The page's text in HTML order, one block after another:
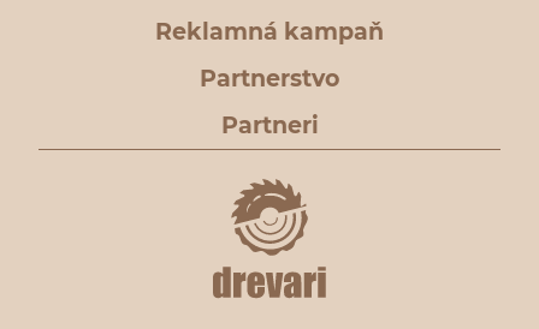
Reklamná kampaň
Partnerstvo
Partneri